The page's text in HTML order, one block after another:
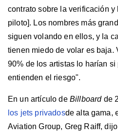
contrato sobre la verificación y
piloto]. Los nombres más
siguen volando en ellos, y la
tienen miedo de volar es baja.
90% de los artistas lo harían
entienden el riesgo".
En un artículo de Billboardde
los jets privadosde alta gama,
Aviation Group, Greg Raiff,